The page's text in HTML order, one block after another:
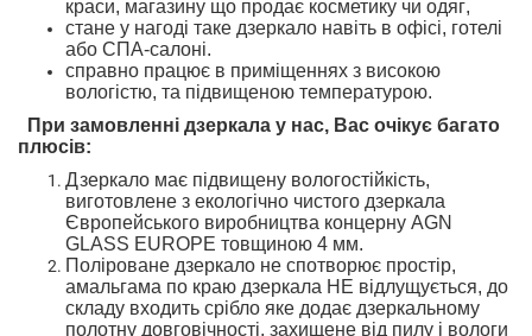
краси, магазину що продає косметику чи одяг,
стане у нагоді таке дзеркало навіть в офісі, готелі
або СПА-салоні.
справно працює в приміщеннях з високою
вологістю, та підвищеною температурою.
При замовленні дзеркала у нас, Вас очікує багато
плюсів:
Дзеркало має підвищену вологостійкість,
виготовлене з екологічно чистого дзеркала
Європейського виробництва концерну AGN
GLASS EUROPE товщиною 4 мм.
Поліроване дзеркало не спотворює простір,
амальгама по краю дзеркала НЕ відлущується, до
складу входить срібло яке додає дзеркальному
полотну довговічності, захищене від пилу і вологи